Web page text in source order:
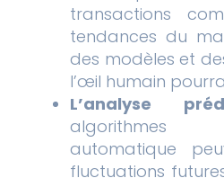
transactions
tendances du
des modèles et
l’œil humain
L’analyse
algorithmes
automatique
fluctuations